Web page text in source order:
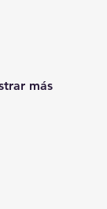
más